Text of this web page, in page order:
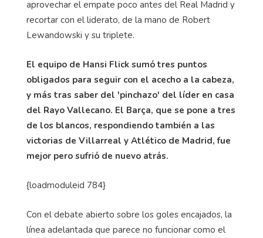
aprovechar el empate poco antes del Real Madrid y
recortar con el liderato, de la mano de Robert
Lewandowski y su triplete.
El equipo de Hansi Flick sumó tres puntos
obligados para seguir con el acecho a la cabeza,
y más tras saber del 'pinchazo' del líder en casa
del Rayo Vallecano. El Barça, que se pone a tres
de los blancos, respondiendo también a las
victorias de Villarreal y Atlético de Madrid, fue
mejor pero sufrió de nuevo atrás.
{loadmoduleid 784}
Con el debate abierto sobre los goles encajados, la
línea adelantada que parece no funcionar como el